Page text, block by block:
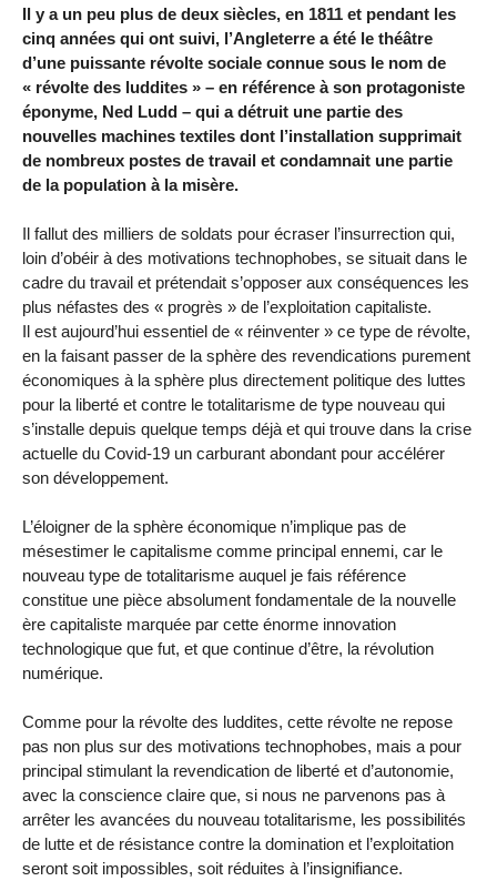
Il y a un peu plus de deux siècles, en 1811 et pendant les
cinq années qui ont suivi, l’Angleterre a été le théâtre
d’une puissante révolte sociale connue sous le nom de
« révolte des luddites » – en référence à son protagoniste
éponyme, Ned Ludd – qui a détruit une partie des
nouvelles machines textiles dont l’installation supprimait
de nombreux postes de travail et condamnait une partie
de la population à la misère.
Il fallut des milliers de soldats pour écraser l’insurrection qui,
loin d’obéir à des motivations technophobes, se situait dans le
cadre du travail et prétendait s’opposer aux conséquences les
plus néfastes des « progrès » de l’exploitation capitaliste.
Il est aujourd’hui essentiel de « réinventer » ce type de révolte,
en la faisant passer de la sphère des revendications purement
économiques à la sphère plus directement politique des luttes
pour la liberté et contre le totalitarisme de type nouveau qui
s’installe depuis quelque temps déjà et qui trouve dans la crise
actuelle du Covid-19 un carburant abondant pour accélérer
son développement.
L’éloigner de la sphère économique n’implique pas de
mésestimer le capitalisme comme principal ennemi, car le
nouveau type de totalitarisme auquel je fais référence
constitue une pièce absolument fondamentale de la nouvelle
ère capitaliste marquée par cette énorme innovation
technologique que fut, et que continue d’être, la révolution
numérique.
Comme pour la révolte des luddites, cette révolte ne repose
pas non plus sur des motivations technophobes, mais a pour
principal stimulant la revendication de liberté et d’autonomie,
avec la conscience claire que, si nous ne parvenons pas à
arrêter les avancées du nouveau totalitarisme, les possibilités
de lutte et de résistance contre la domination et l’exploitation
seront soit impossibles, soit réduites à l’insignifiance.